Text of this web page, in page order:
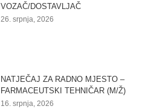
VOZAČ/DOSTAVLJAČ
26. srpnja, 2026
NATJEČAJ ZA RADNO MJESTO –
FARMACEUTSKI TEHNIČAR (M/Ž)
16. srpnja, 2026